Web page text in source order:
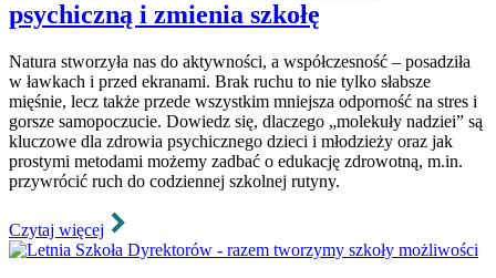
psychiczną i zmienia szkołę
Natura stworzyła nas do aktywności, a współczesność – posadziła
w ławkach i przed ekranami. Brak ruchu to nie tylko słabsze
mięśnie, lecz także przede wszystkim mniejsza odporność na stres i
gorsze samopoczucie. Dowiedz się, dlaczego „molekuły nadziei” są
kluczowe dla zdrowia psychicznego dzieci i młodzieży oraz jak
prostymi metodami możemy zadbać o edukację zdrowotną, m.in.
przywrócić ruch do codziennej szkolnej rutyny.
Czytaj więcej